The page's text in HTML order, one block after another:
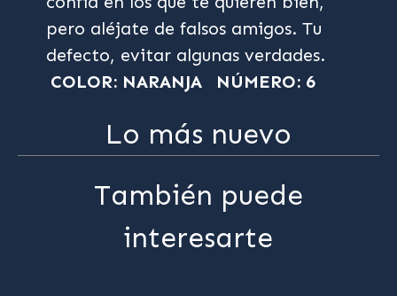
pero aléjate de falsos amigos. Tu
defecto, evitar algunas verdades.
COLOR: NARANJA
NÚMERO: 6
Lo más nuevo
También puede
interesarte